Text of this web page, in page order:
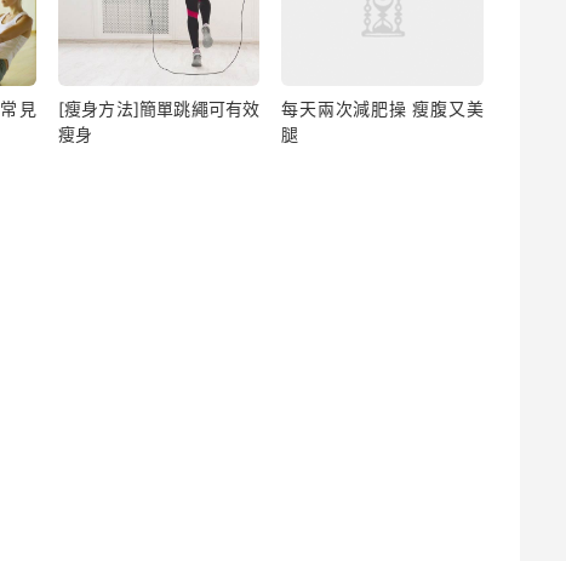
見
[瘦身方法]簡單跳繩可有效
瘦身
每天兩次減肥操 瘦腹又美
腿